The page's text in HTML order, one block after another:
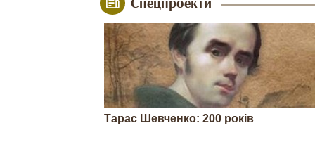
Тарас Шевченко: 200 років